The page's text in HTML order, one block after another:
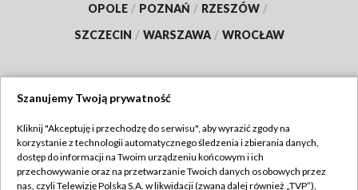
OPOLE / POZNAŃ / RZESZÓW /
SZCZECIN / WARSZAWA / WROCŁAW
TVP
Abonament TVP
Regulamin TVP
Szanujemy Twoją prywatność
Kliknij "Akceptuję i przechodzę do serwisu", aby wyrazić zgody na
korzystanie z technologii automatycznego śledzenia i zbierania danych,
dostęp do informacji na Twoim urządzeniu końcowym i ich
przechowywanie oraz na przetwarzanie Twoich danych osobowych przez
nas, czyli Telewizję Polską S.A. w likwidacji (zwaną dalej również „TVP”),